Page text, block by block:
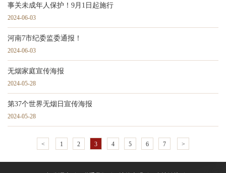
事关未成年人保护！9月1日起施行
2024-06-03
河南7市纪委监委通报！
2024-06-03
无烟家庭宣传海报
2024-05-28
第37个世界无烟日宣传海报
2024-05-28
< 1 2 3 4 5 6 7 >